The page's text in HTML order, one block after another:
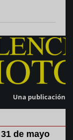
Una publicación
de mayo